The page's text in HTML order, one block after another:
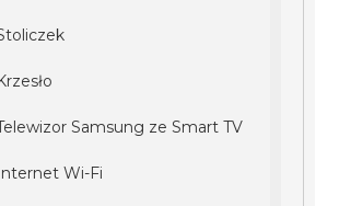
Samsung ze Smart TV
Wi-Fi